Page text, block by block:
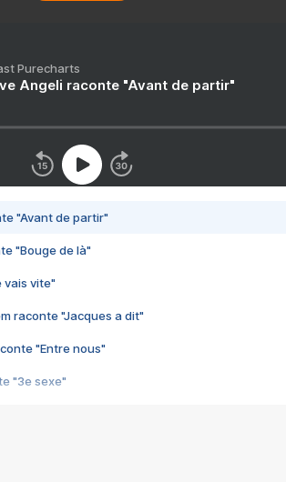
Purecharts
Angeli raconte "Avant de partir"
"Avant de partir"
"Bouge de là"
vais vite"
raconte "Jacques a dit"
"Entre nous"
"3e sexe"